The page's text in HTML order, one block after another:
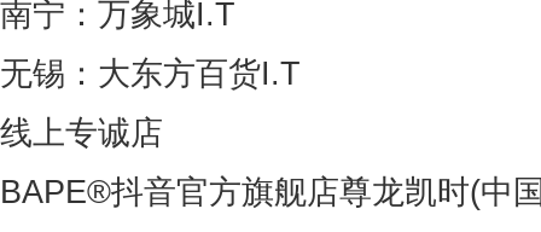
南宁：万象城I.T
无锡：大东方百货I.T
线上专诚店
BAPE®抖音官方旗舰店尊龙凯时(中